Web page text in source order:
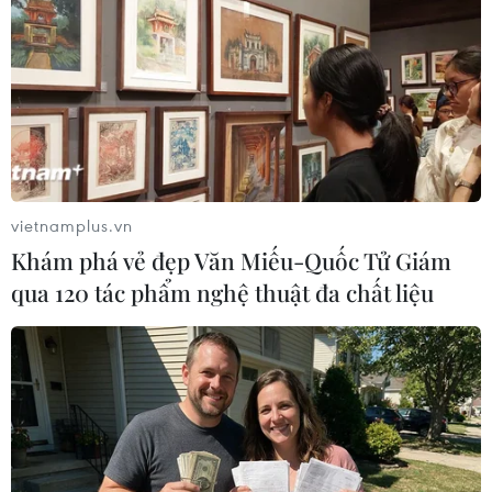
Kết quả trên cũng cho thấy sự thích ứng linh
hoạt của Đua thuyền Việt Nam tại đấu trường
lớn nhất khu vực./.
(TTXVN/Vietnam+)
vietnamplus.vn
Khám phá vẻ đẹp Văn Miếu-Quốc Tử Giám
qua 120 tác phẩm nghệ thuật đa chất liệu